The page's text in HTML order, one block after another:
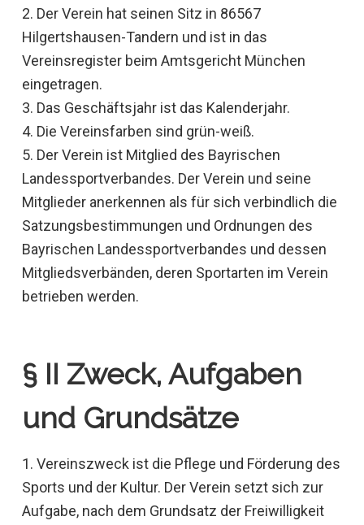
2. Der Verein hat seinen Sitz in 86567
Hilgertshausen-Tandern und ist in das
Vereinsregister beim Amtsgericht München
eingetragen.
3. Das Geschäftsjahr ist das Kalenderjahr.
4. Die Vereinsfarben sind grün-weiß.
5. Der Verein ist Mitglied des Bayrischen
Landessportverbandes. Der Verein und seine
Mitglieder anerkennen als für sich verbindlich die
Satzungsbestimmungen und Ordnungen des
Bayrischen Landessportverbandes und dessen
Mitgliedsverbänden, deren Sportarten im Verein
betrieben werden.
§ II Zweck, Aufgaben
und Grundsätze
1. Vereinszweck ist die Pflege und Förderung des
Sports und der Kultur. Der Verein setzt sich zur
Aufgabe, nach dem Grundsatz der Freiwilligkeit